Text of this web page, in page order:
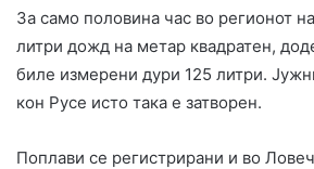
За само половина час во регионот
литри дожд на метар квадратен,
биле измерени дури 125 литри.
кон Русе исто така е затворен.
Поплави се регистрирани и во